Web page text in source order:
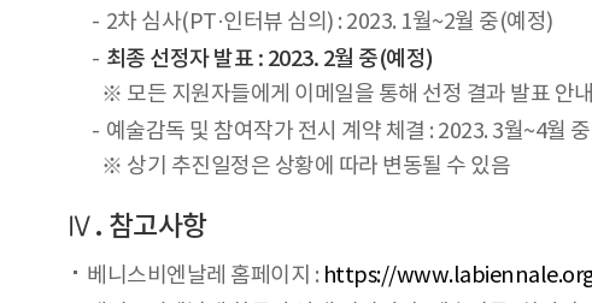
2차 심사(PT·인터뷰 심의) : 2023. 1월~2월 중(예정)
최종 선정자 발표 : 2023. 2월 중(예정)
※ 모든 지원자들에게 이메일을 통해 선정 결과 발표 안내
예술감독 및 참여작가 전시 계약 체결 : 2023. 3월~4월
※ 상기 추진일정은 상황에 따라 변동될 수 있음
Ⅳ. 참고사항
베니스비엔날레 홈페이지 : https://